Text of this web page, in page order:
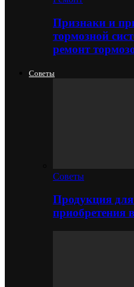
Признаки и
тормозной
ремонт
Советы
Советы
Продукция
приобретения